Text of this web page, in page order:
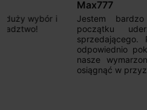
Jestem bardzo
początku uderzyło mnie
sprzedającego. Pan ma
odpowiednio pokierować i
nasze wymarzone
osiągnąć w przyzwoitych